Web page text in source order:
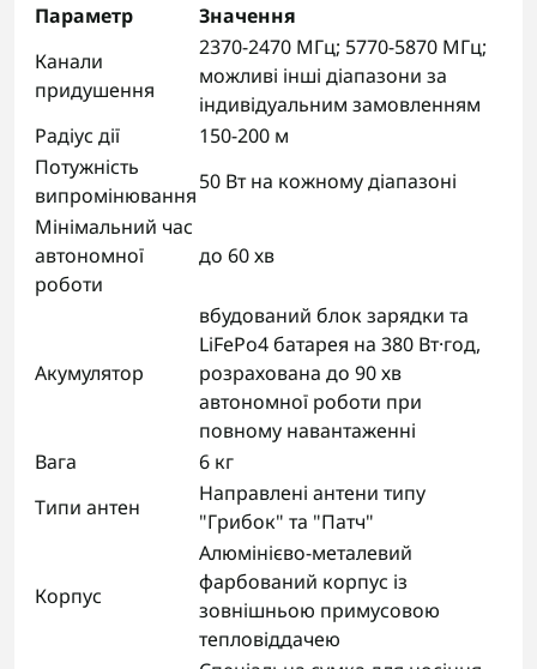
Параметр
Значення
Канали
придушення
2370-2470 МГц; 5770-5870 МГц;
можливі інші діапазони за
індивідуальним замовленням
Радіус дії
150-200 м
Потужність
випромінювання
50 Вт на кожному діапазоні
Мінімальний час
автономної
роботи
до 60 хв
Акумулятор
вбудований блок зарядки та
LiFePo4 батарея на 380 Вт·год,
розрахована до 90 хв
автономної роботи при
повному навантаженні
Вага
6 кг
Типи антен
Направлені антени типу
"Грибок" та "Патч"
Корпус
Алюмінієво-металевий
фарбований корпус із
зовнішньою примусовою
тепловіддачею